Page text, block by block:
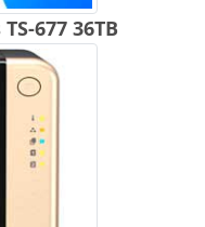
677 36TB